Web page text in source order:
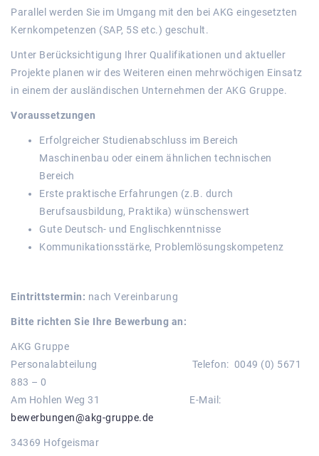
Parallel werden Sie im Umgang mit den bei AKG eingesetzten
Kernkompetenzen (SAP, 5S etc.) geschult.
Unter Berücksichtigung Ihrer Qualifikationen und aktueller
Projekte planen wir des Weiteren einen mehrwöchigen Einsatz
in einem der ausländischen Unternehmen der AKG Gruppe.
Voraussetzungen
Erfolgreicher Studienabschluss im Bereich
Maschinenbau oder einem ähnlichen technischen
Bereich
Erste praktische Erfahrungen (z.B. durch
Berufsausbildung, Praktika) wünschenswert
Gute Deutsch- und Englischkenntnisse
Kommunikationsstärke, Problemlösungskompetenz
Eintrittstermin: nach Vereinbarung
Bitte richten Sie Ihre Bewerbung an:
AKG Gruppe
Personalabteilung Telefon: 0049 (0) 5671
883 – 0
Am Hohlen Weg 31 E-Mail:
bewerbungen@akg-gruppe.de
34369 Hofgeismar